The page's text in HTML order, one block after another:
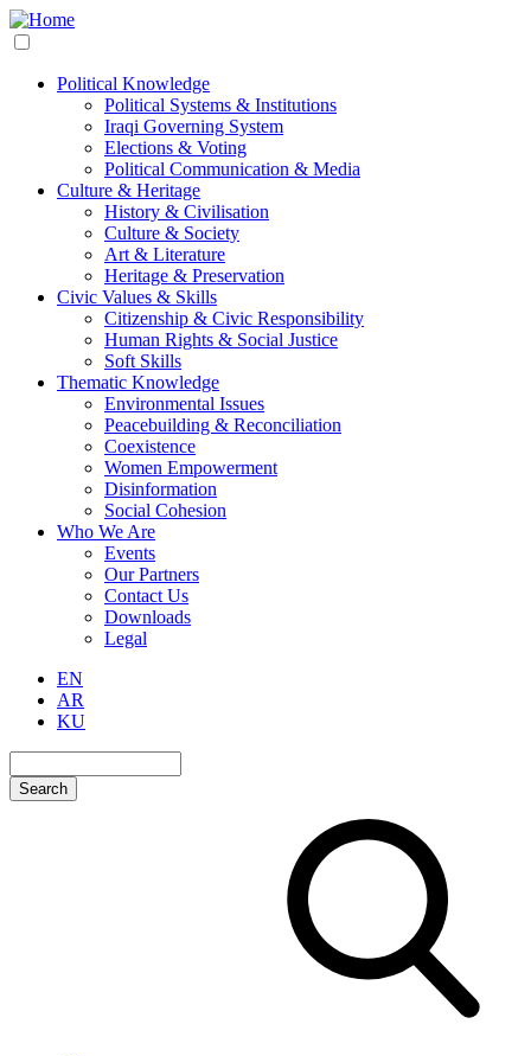
Skip
to
content
navigation
Political Knowledge
Political Systems & Institutions
Iraqi Governing System
Elections & Voting
Political Communication & Media
Culture & Heritage
History & Civilisation
Culture & Society
Art & Literature
Heritage & Preservation
Civic Values & Skills
Citizenship & Civic Responsibility
Human Rights & Social Justice
Soft Skills
Thematic Knowledge
Environmental Issues
Peacebuilding & Reconciliation
Coexistence
Women Empowerment
Disinformation
Social Cohesion
Who We Are
Events
Our Partners
Contact Us
Downloads
Legal
EN
AR
KU